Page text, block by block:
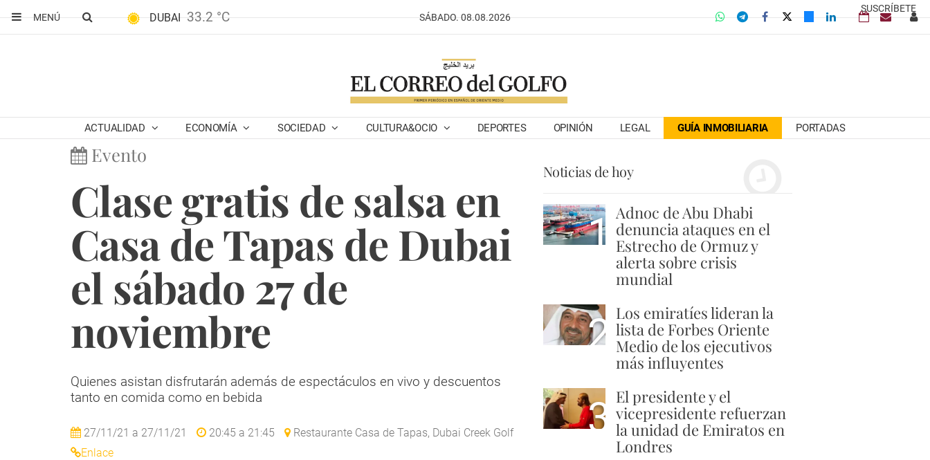
SUSCRÍBETE
MENÚ
DUBAI 33.2 °C SÁBADO. 08.08.2026
ACTUALIDAD ECONOMÍA SOCIEDAD CULTURA&OCIO DEPORTES OPINIÓN LEGAL GUÍA INMOBILIARIA PORTADAS
Evento
Clase gratis de salsa en
Casa de Tapas de Dubai
el sábado 27 de
noviembre
Quienes asistan disfrutarán además de espectáculos en vivo y descuentos
tanto en comida como en bebida
27/11/21 a 27/11/21 20:45 a 21:45
Restaurante Casa de Tapas, Dubai Creek Golf
Enlace
Noticias de hoy
1 Adnoc de Abu Dhabi
denuncia ataques en el
Estrecho de Ormuz y
alerta sobre crisis
mundial
2 Los emiratíes lideran la
lista de Forbes Oriente
Medio de los ejecutivos
más influyentes
3 El presidente y el
vicepresidente refuerzan
la unidad de Emiratos en
Londres